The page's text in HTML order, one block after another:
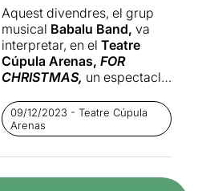
Aquest divendres, el grup
musical Babalu Band, va
interpretar, en el Teatre
Cúpula Arenas, FOR
CHRISTMAS, un espectacle
Babalu Band
formació musical procedent
de València composta per
09/12/2023 - Teatre Cúpula
Arenas